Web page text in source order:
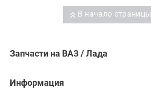
В начало страницы
Запчасти на ВАЗ / Лада
Информация